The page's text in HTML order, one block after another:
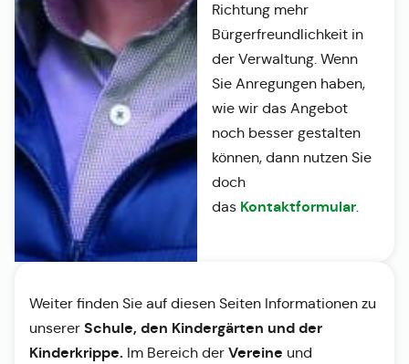
Richtung mehr
Bürgerfreundlichkeit in
der Verwaltung. Wenn
Sie Anregungen haben,
wie wir das Angebot
noch besser gestalten
können, dann nutzen Sie
doch
das Kontaktformular.
Weiter finden Sie auf diesen Seiten Informationen zu
unserer Schule, den Kindergärten und der
Kinderkrippe. Im Bereich der Vereine und